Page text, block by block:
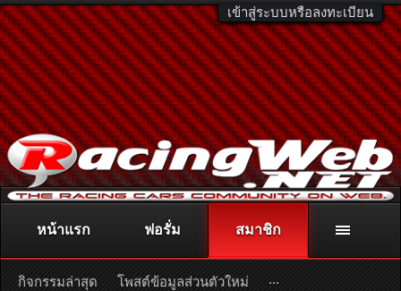
เข้าสู่ระบบหรือลงทะเบียน
ติดต่อลงโฆษณา racingweb@gmail.comหรือโทร. 081-811-1138
หรืออ่านรายละเอียดเพิ่มเติม คลิกที่นี่
หน้าแรก ฟอรั่ม สมาชิก
กิจกรรมล่าสุด โพสต์ข้อมูลส่วนตัวใหม่ ...